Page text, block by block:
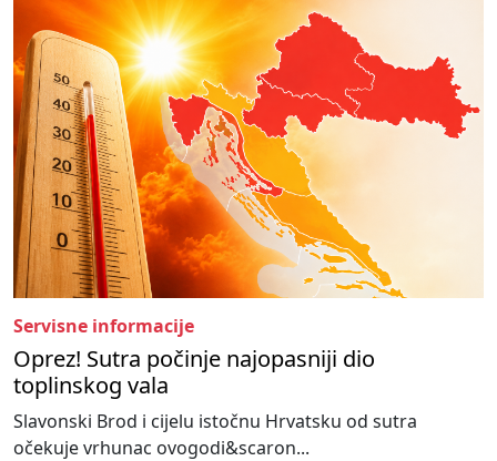
Servisne informacije
Oprez! Sutra počinje najopasniji dio
toplinskog vala
Slavonski Brod i cijelu istočnu Hrvatsku od sutra
očekuje vrhunac ovogodi&scaron...